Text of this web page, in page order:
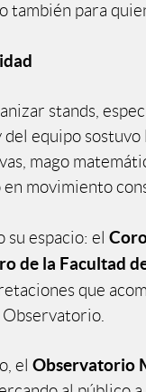
también para
stands,
equipo
mago
movimiento
su espacio: el
de la Facultad
que
el Observatorio